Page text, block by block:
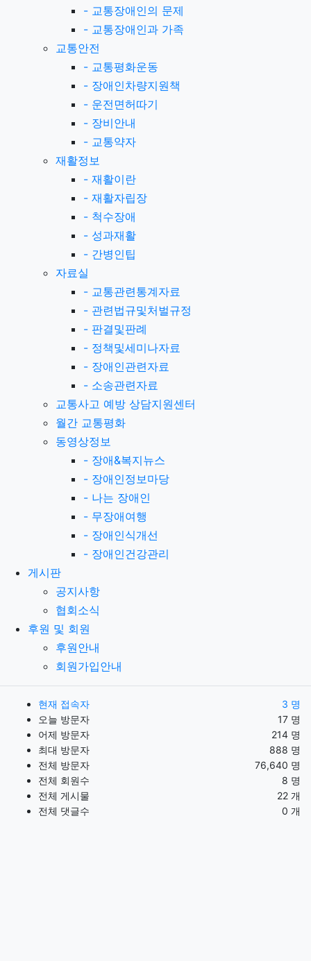
- 교통장애인의 문제
- 교통장애인과 가족
교통안전
- 교통평화운동
- 장애인차량지원책
- 운전면허따기
- 장비안내
- 교통약자
재활정보
- 재활이란
- 재활자립장
- 척수장애
- 성과재활
- 간병인팁
자료실
- 교통관련통계자료
- 관련법규및처벌규정
- 판결및판례
- 정책및세미나자료
- 장애인관련자료
- 소송관련자료
교통사고 예방 상담지원센터
월간 교통평화
동영상정보
- 장애&복지뉴스
- 장애인정보마당
- 나는 장애인
- 무장애여행
- 장애인식개선
- 장애인건강관리
게시판
공지사항
협회소식
후원 및 회원
후원안내
회원가입안내
현재 접속자
3 명
오늘 방문자
17 명
어제 방문자
214 명
최대 방문자
888 명
전체 방문자
76,640 명
전체 회원수
8 명
전체 게시물
22 개
전체 댓글수
0 개